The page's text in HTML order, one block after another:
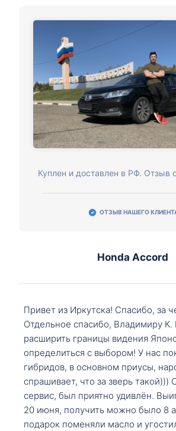
Куплен и доставлен в РФ. Отзыв
ОТЗЫВ НАШЕГО
Honda Accord
Привет из Иркутска! Спасибо, за
Отдельное спасибо, Владимиру К.
расширить границы видения
определиться с выбором! У нас
гибридов, в основном приусы,
спрашивает, что за зверь такой)))
сервис, был приятно удивлён.
20 июня, получить можно было 8
подарок поменяли масло и